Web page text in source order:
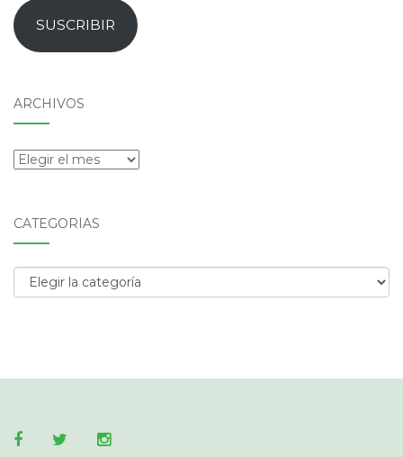
emailSUSCRIBIR
ARCHIVOS
Archivos
CATEGORÍAS
Categorías